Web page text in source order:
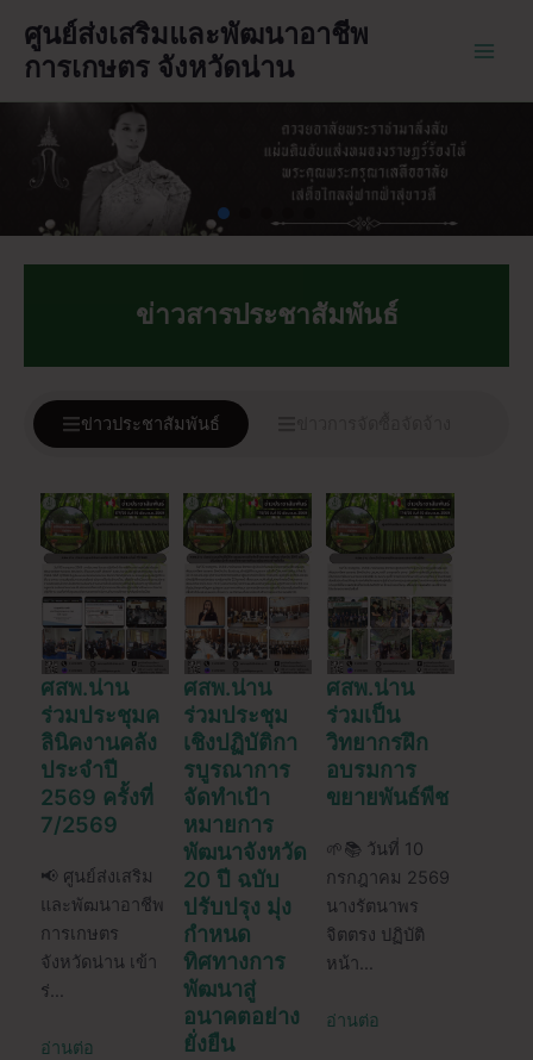
content
ศูนย์ส่งเสริมและพัฒนาอาชีพ
การเกษตร จังหวัดน่าน
ข่าวสารประชาสัมพันธ์
ข่าวประชาสัมพันธ์
ศสพ.น่าน
ร่วมประชุมค
ลินิคงานคลัง
ประจำปี
2569 ครั้งที่
7/2569
📢 ศูนย์ส่งเสริม
และพัฒนาอาชีพ
การเกษตร
จังหวัดน่าน เข้า
ร่…
อ่านต่อ
ศสพ.น่าน
ร่วมประชุม
เชิงปฏิบัติกา
รบูรณาการ
จัดทำเป้า
หมายการ
พัฒนาจังหวัด
20 ปี ฉบับ
ปรับปรุง มุ่ง
กำหนด
ทิศทางการ
พัฒนาสู่
อนาคตอย่าง
ยั่งยืน
ศสพ.น่าน
ร่วมเป็น
วิทยากรฝึก
อบรมการ
ขยายพันธ์พืช
🌱📚 วันที่ 10
กรกฎาคม 2569
นางรัตนาพร
จิตตรง ปฏิบัติ
หน้า…
อ่านต่อ